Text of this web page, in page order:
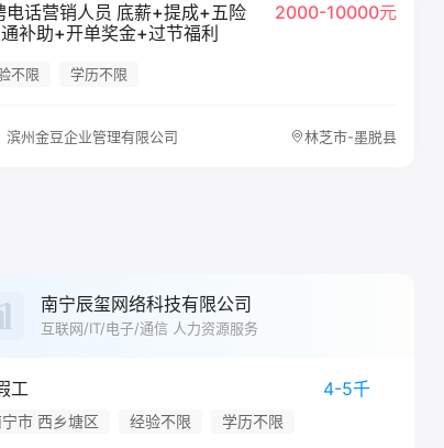
电话营销人员 底薪+提成+五险
补助+开单奖金+过节福利
2000-10000元
不限 学历不限
滨州金豆企业管理有限公司 林芝市-墨脱县
南宁辰玺网络科技有限公司
互联网/IT/电子/通信 人力资源服务
工 4-5千
市 西乡塘区 经验不限 学历不限